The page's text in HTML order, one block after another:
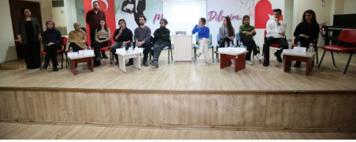
MAGAZİN
POLİTİKA
SAĞLIK
Siyaset